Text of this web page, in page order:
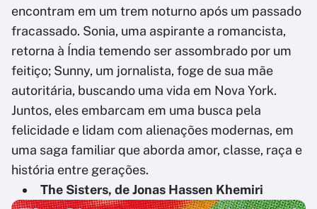
encontram em um trem noturno após um passado
fracassado. Sonia, uma aspirante a romancista,
retorna à Índia temendo ser assombrado por um
feitiço; Sunny, um jornalista, foge de sua mãe
autoritária, buscando uma vida em Nova York.
Juntos, eles embarcam em uma busca pela
felicidade e lidam com alienações modernas, em
uma saga familiar que aborda amor, classe, raça e
história entre gerações.
The Sisters, de Jonas Hassen Khemiri